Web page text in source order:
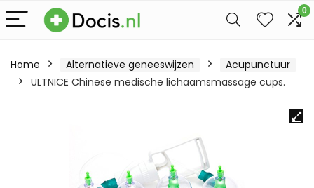
0
Home Alternatieve geneeswijzen
Acupunctuur
ULTNICE Chinese medische lichaamsmassage cups.